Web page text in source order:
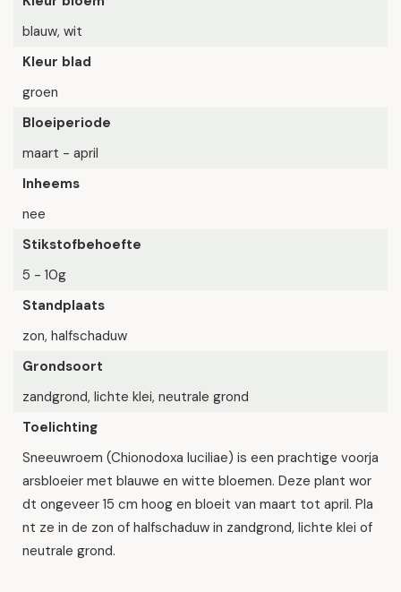
blauw, wit
Kleur blad
groen
Bloeiperiode
maart - april
Inheems
nee
Stikstofbehoefte
5 - 10g
Standplaats
zon, halfschaduw
Grondsoort
zandgrond, lichte klei, neutrale grond
Toelichting
Sneeuwroem (Chionodoxa luciliae) is een prachtige voorja
arsbloeier met blauwe en witte bloemen. Deze plant wor
dt ongeveer 15 cm hoog en bloeit van maart tot april. Pla
nt ze in de zon of halfschaduw in zandgrond, lichte klei of
neutrale grond.